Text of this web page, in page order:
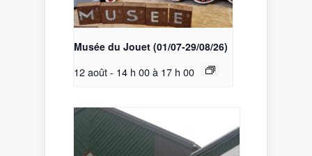
Musée du Jouet (01/07-29/08/26)
12 août - 14 h 00à 17 h 00